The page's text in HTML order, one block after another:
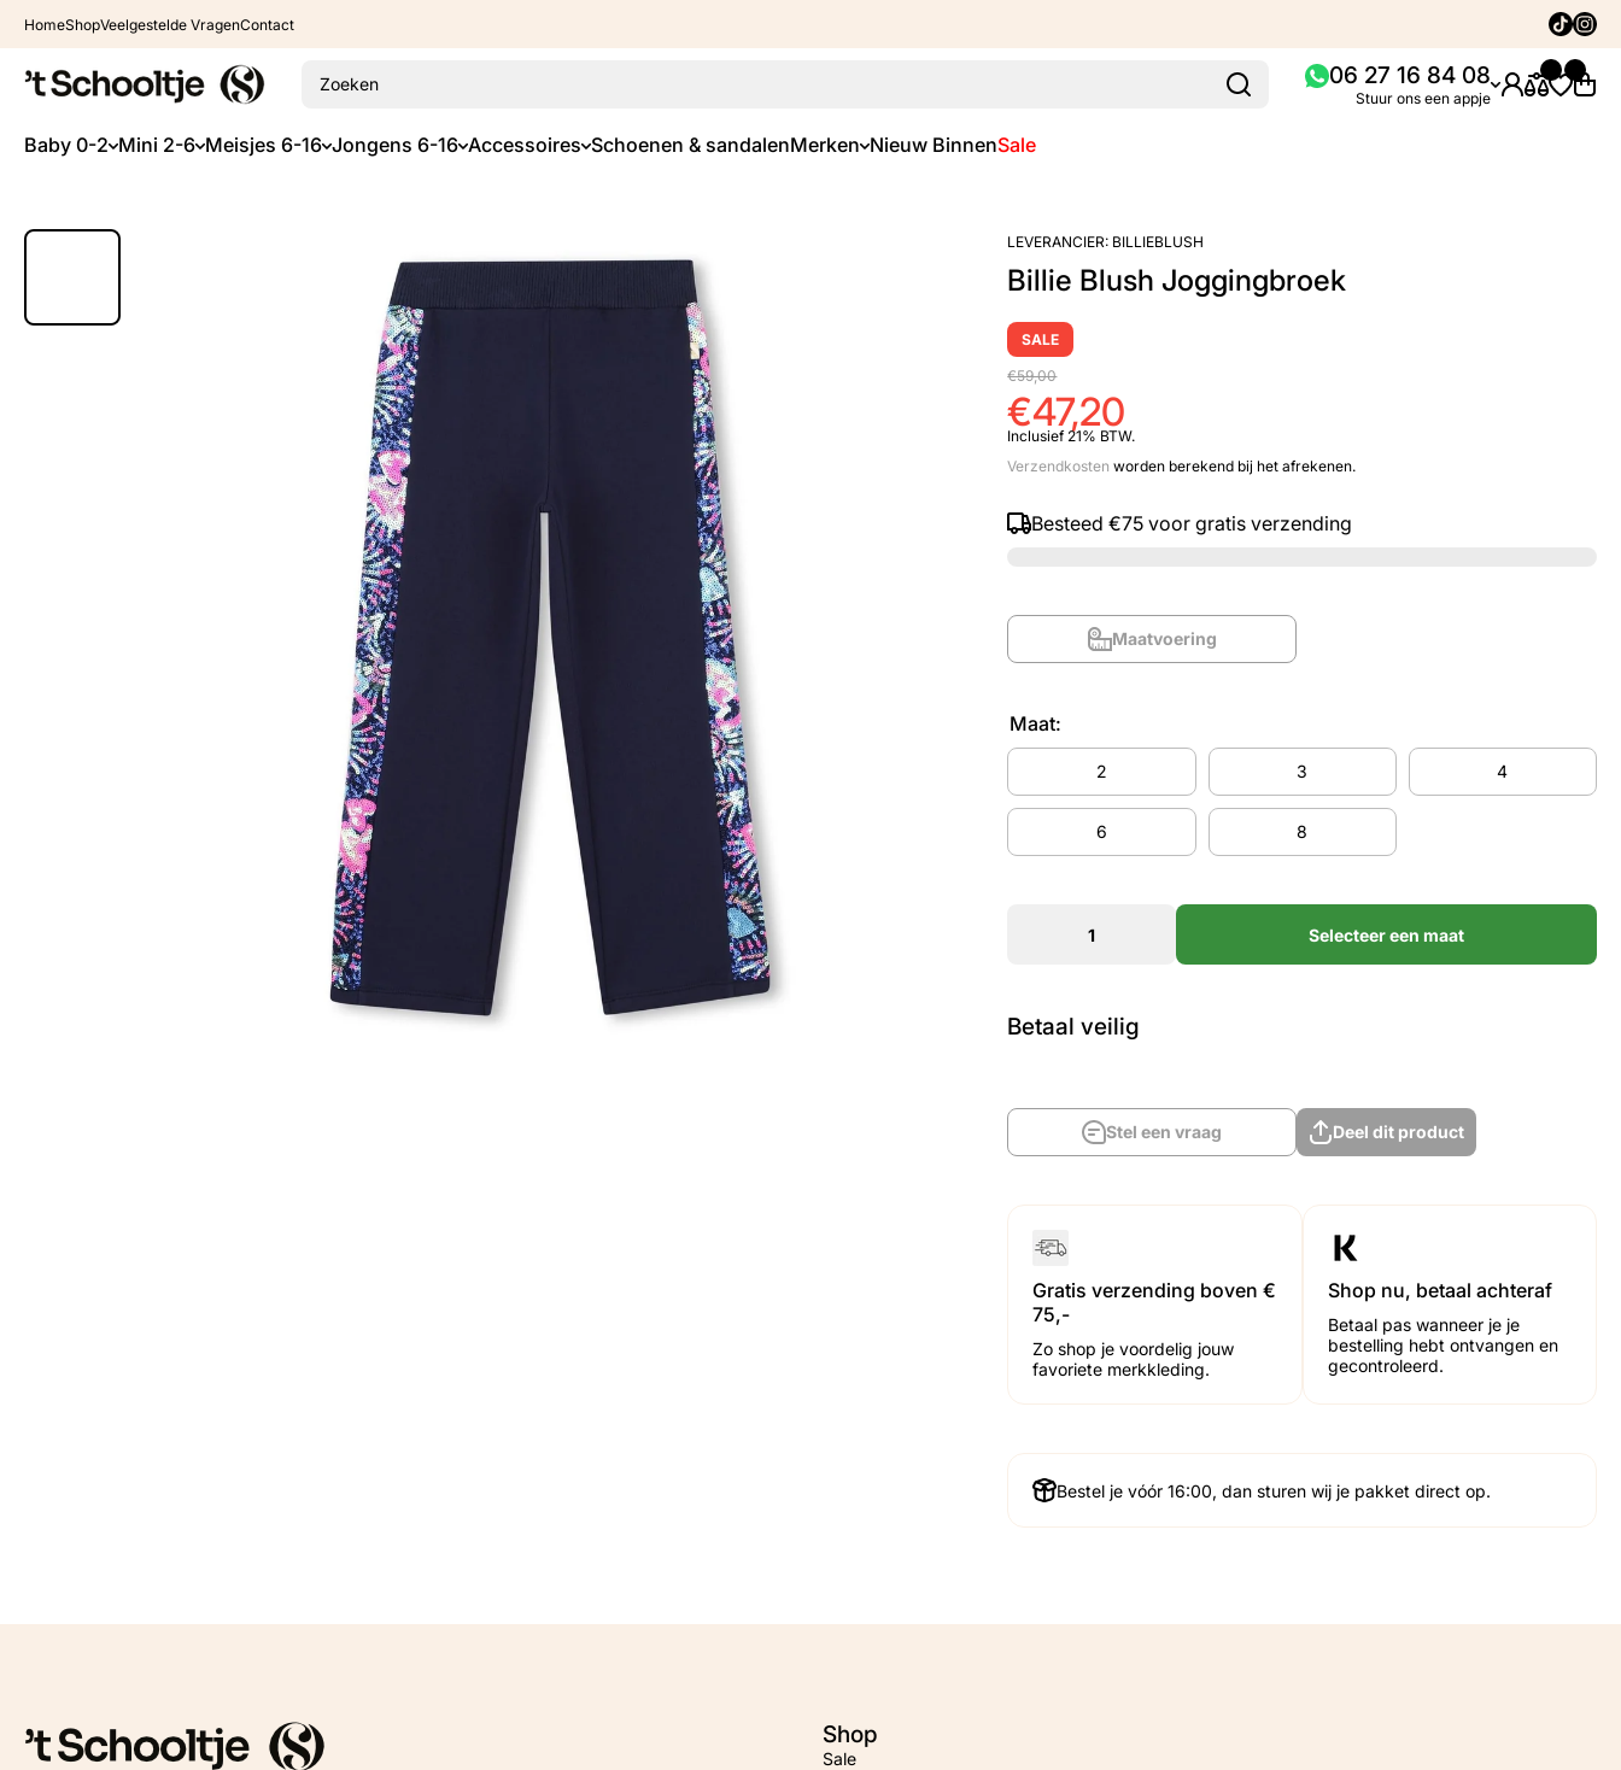
HomeShopVeelgestelde VragenContact Tiktok
Baby 0-2 Mini 2-6 Meisjes 6-16 Jongens 6-16 Accessoires Schoenen & sandalenMerken Nieuw BinnenSale
Zoeken 06 27 16 84 08
Stuur ons een appje
LEVERANCIER: BILLIEBLUSH
Billie Blush Joggingbroek
SALE
€59,00
€47,20
Inclusief 21% BTW.
Verzendkosten worden berekend bij het afrekenen.
Besteed€75 voor gratis verzending
Maatvoering
Maat:
2 3 4
6 8
Selecteer een maat
Betaal veilig
Stel een vraag
Deel dit product
Gratis verzending boven €
75,-
Zo shop je voordelig jouw
favoriete merkkleding.
Shop nu, betaal achteraf
Betaal pas wanneer je je
bestelling hebt ontvangen en
gecontroleerd.
Bestel je vóór 16:00, dan sturen wij je pakket direct op.
Shop
Sale